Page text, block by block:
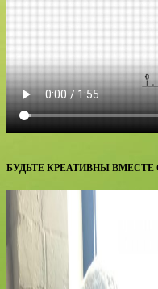
БУДЬТЕ КРЕАТИВНЫ ВМЕСТЕ